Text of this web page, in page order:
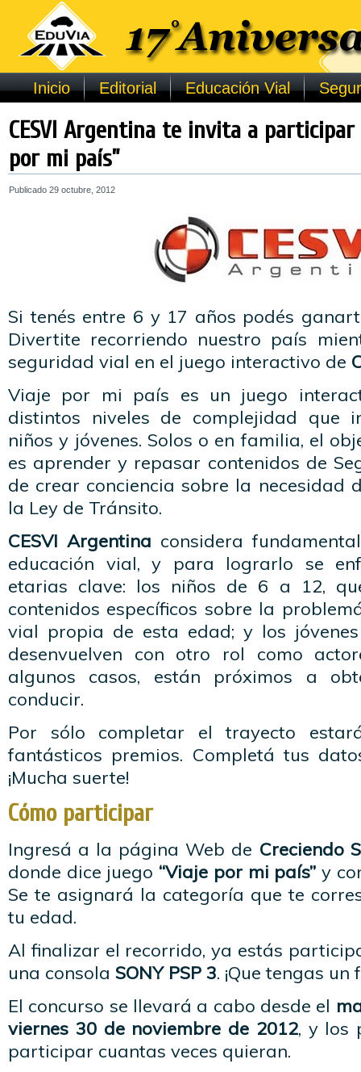
Inicio Editorial Educación Vial
CESVI Argentina te invita a participar
por mi país”
Publicado 29 octubre, 2012
Si tenés entre 6 y 17 años podés
Divertite recorriendo nuestro país
seguridad vial en el juego interactivo de
Viaje por mi país es un juego
distintos niveles de complejidad
niños y jóvenes. Solos o en familia, el
es aprender y repasar contenidos de
de crear conciencia sobre la necesidad
la Ley de Tránsito.
CESVI Argentina considera
educación vial, y para lograrlo se
etarias clave: los niños de 6 a 12,
contenidos específicos sobre la
vial propia de esta edad; y los
desenvuelven con otro rol como
algunos casos, están próximos a
conducir.
Por sólo completar el trayecto
fantásticos premios. Completá tus
¡Mucha suerte!
Cómo participar
Ingresá a la página Web de Creciendo
donde dice juego “Viaje por mi país” y
Se te asignará la categoría que te
tu edad.
Al finalizar el recorrido, ya estás
una consola SONY PSP 3. ¡Que tengas
El concurso se llevará a cabo desde el
viernes 30 de noviembre de 2012, y los
participar cuantas veces quieran.